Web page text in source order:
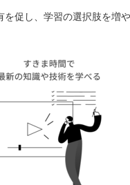
促し、学習の選択肢を増や